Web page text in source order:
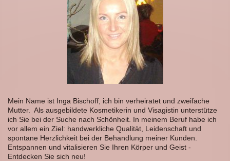
Mein Name ist Inga Bischoff, ich bin verheiratet und zweifache
Mutter. Als ausgebildete Kosmetikerin und Visagistin unterstütze
ich Sie bei der Suche nach Schönheit. In meinem Beruf habe ich
vor allem ein Ziel: handwerkliche Qualität, Leidenschaft und
spontane Herzlichkeit bei der Behandlung meiner Kunden.
Entspannen und vitalisieren Sie Ihren Körper und Geist -
Entdecken Sie sich neu!